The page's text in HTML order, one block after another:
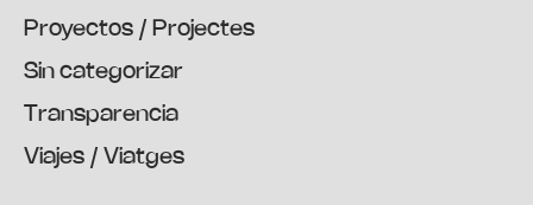
Proyectos / Projectes
Sin categorizar
Transparencia
Viajes / Viatges